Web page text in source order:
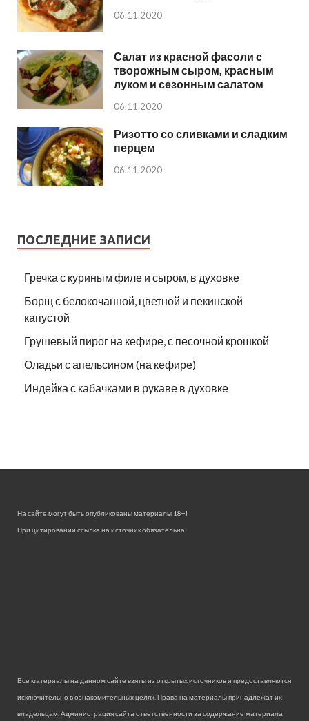
06.11.2020
Салат из красной фасоли с
творожным сыром, красным
луком и сезонным салатом
06.11.2020
Ризотто со сливками и сладким
перцем
06.11.2020
ПОСЛЕДНИЕ ЗАПИСИ
Гречка с куриным филе и сыром, в духовке
Борщ с белокочанной, цветной и пекинской
капустой
Грушевый пирог на кефире, с песочной крошкой
Оладьи с апельсином (на кефире)
Индейка с кабачками в рукаве в духовке
На сайте могут быть опубликованы материалы 18+!
При цитировании ссылка на источник обязательна.
Все материалы на данном сайте взяты из открытых источников и предоставляются
исключительно в ознакомительных целях. Права на материалы принадлежат их
владельцам. Администрация сайта ответственности за содержание материала